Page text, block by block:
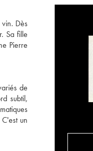
Dès
Sa fille
Pierre
de
subtil,
un